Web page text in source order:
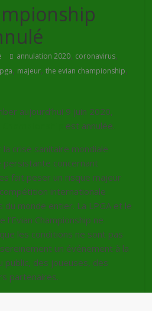
annulation 2020, coronavirus,
, majeur,the evian championship,
aujourd’hui 9 juin 2020,
est annulée.
crise sanitaire mondiale
persistante concernant
fait peser un risque majeur
internationale
du monde entier. La LPGA et le
l’Evian Championship ne
les conditions ne sont pas
un événement à la
des joueuses, des
partenaires.